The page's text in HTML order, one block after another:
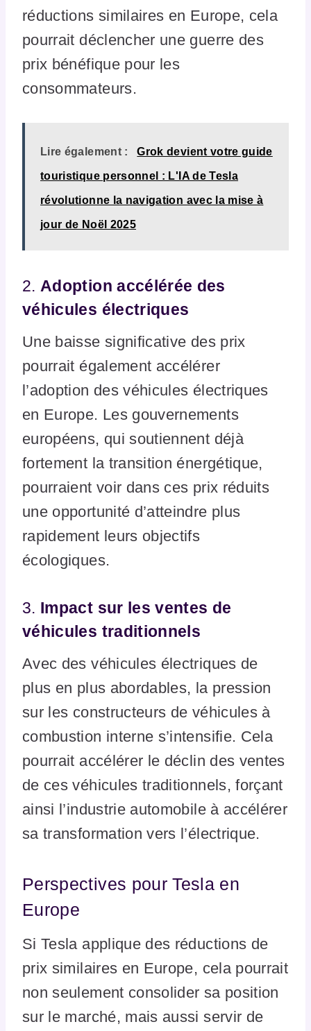
réductions similaires en Europe, cela
pourrait déclencher une guerre des
prix bénéfique pour les
consommateurs.
Lire également : Grok devient votre guide
touristique personnel : L'IA de Tesla
révolutionne la navigation avec la mise à
jour de Noël 2025
2.Adoption accélérée des
véhicules électriques
Une baisse significative des prix
pourrait également accélérer
l’adoption des véhicules électriques
en Europe. Les gouvernements
européens, qui soutiennent déjà
fortement la transition énergétique,
pourraient voir dans ces prix réduits
une opportunité d’atteindre plus
rapidement leurs objectifs
écologiques.
3. Impact sur les ventes de
véhicules traditionnels
Avec des véhicules électriques de
plus en plus abordables, la pression
sur les constructeurs de véhicules à
combustion interne s’intensifie. Cela
pourrait accélérer le déclin des ventes
de ces véhicules traditionnels, forçant
ainsi l’industrie automobile à accélérer
sa transformation vers l’électrique.
Perspectives pour Tesla en
Europe
Si Tesla applique des réductions de
prix similaires en Europe, cela pourrait
non seulement consolider sa position
sur le marché, mais aussi servir de